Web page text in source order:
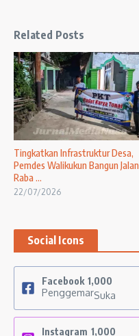
Related Posts
Tingkatkan Infrastruktur Desa,
Pemdes Walikukun Bangun Jalan
Raba ...
22/07/2026
Social Icons
Facebook 1,000
PenggemarSuka
Instagram 1,000